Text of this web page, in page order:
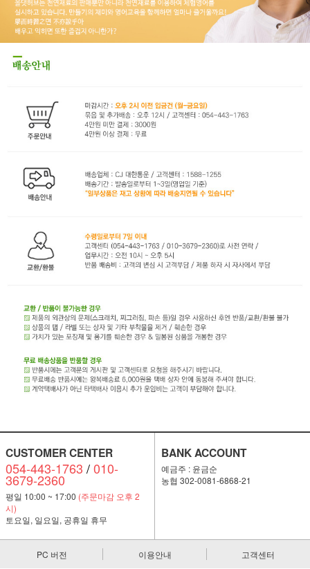
CUSTOMER CENTER
054-443-1763 /010-
3679-2360
평일 10:00 ~ 17:00 (주문마감 오후 2
시)
토요일, 일요일, 공휴일 휴무
BANK ACCOUNT
예금주 : 윤금순
농협 302-0081-6868-21
PC 버전 이용안내 고객센터